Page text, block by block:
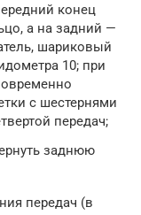
конец
а на задний —
шариковый
10; при
с шестернями
передач;
заднюю
передач (в